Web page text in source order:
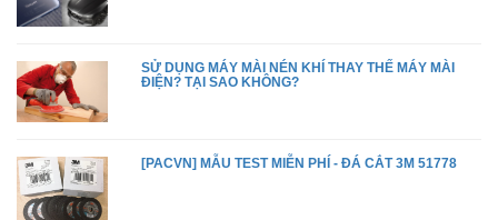
SỬ DỤNG MÁY MÀI NÉN KHÍ THAY THẾ MÁY MÀI
ĐIỆN? TẠI SAO KHÔNG?
[PACVN] MẪU TEST MIỄN PHÍ - ĐÁ CẮT 3M 51778